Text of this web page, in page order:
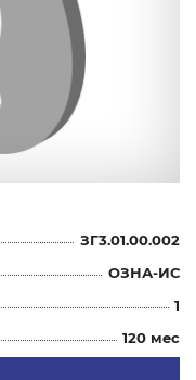
ЗГ3.01.00.002
ОЗНА-ИС
1
120 мес